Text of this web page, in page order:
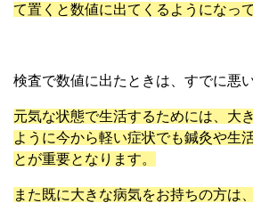
て置くと数値に出てくるようになっ
検査で数値に出たときは、すでに悪
元気な状態で生活するためには、大
ように今から軽い症状でも鍼灸や生
とが重要となります。
また既に大きな病気をお持ちの方は